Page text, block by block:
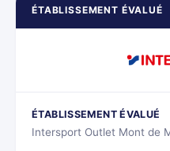
ÉTABLISSEMENT ÉVALUÉ
ÉTABLISSEMENT ÉVALUÉ
Intersport Outlet Mont de